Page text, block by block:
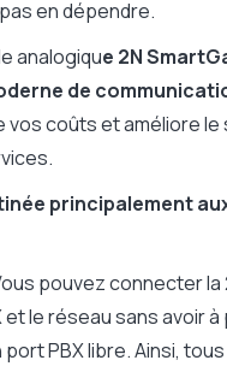
en dépendre.
analogique 2N
de
vos coûts et améliore le
principalement
pouvez connecter la
et le réseau sans avoir
PBX libre. Ainsi,